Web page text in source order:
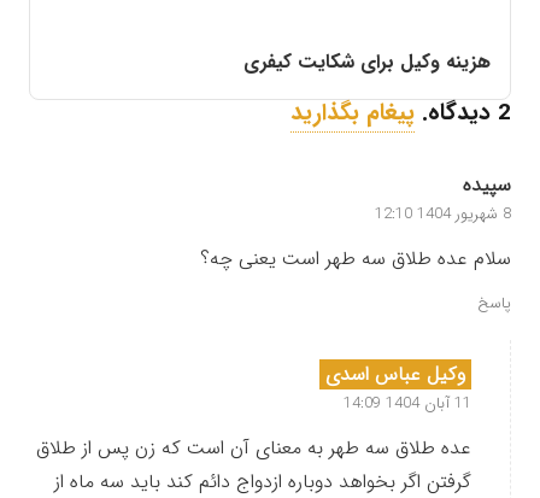
هزینه وکیل برای شکایت کیفری
2 دیدگاه. پیغام بگذارید
سپیده
8 شهریور 1404 12:10
سلام عده طلاق سه طهر است یعنی چه؟
پاسخ
وکیل عباس اسدی
11 آبان 1404 14:09
عده طلاق سه طهر به معنای آن است که زن پس از طلاق
گرفتن اگر بخواهد دوباره ازدواج دائم کند باید سه ماه از